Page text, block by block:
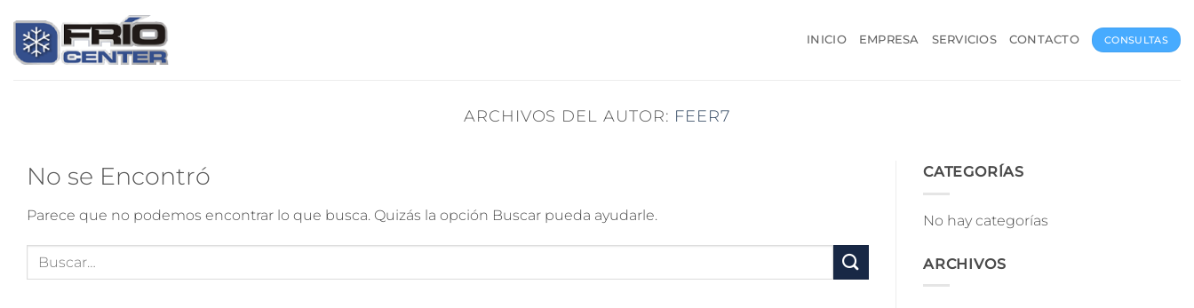
contenido
INICIO EMPRESA SERVICIOS CONTACTO CONSULTAS
ARCHIVOS DEL AUTOR: FEER7
No se Encontró
Parece que no podemos encontrar lo que busca. Quizás la opción Buscar pueda ayudarle.
CATEGORÍAS
No hay categorías
ARCHIVOS